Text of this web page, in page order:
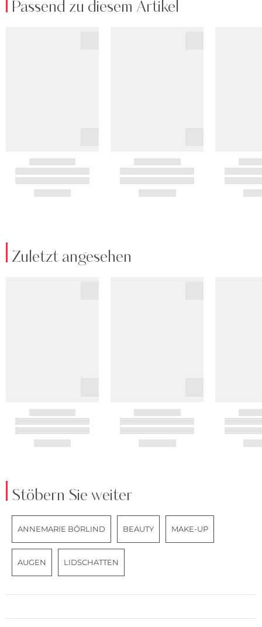
Passend zu diesem Artikel
Zuletzt angesehen
Stöbern Sie weiter
ANNEMARIE BÖRLIND BEAUTY MAKE-UP
AUGEN LIDSCHATTEN